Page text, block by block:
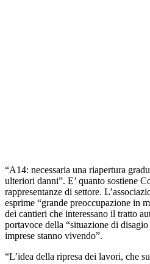
“A14: necessaria una riapertura
ulteriori danni”. E’ quanto sostiene
rappresentanze di settore.
esprime “grande preoccupazione in
dei cantieri che interessano il tratto
portavoce della “situazione di
imprese stanno vivendo”.
“L’idea della ripresa dei lavori, che